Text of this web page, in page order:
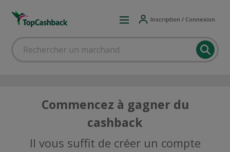
Inscription / Connexion
Commencez à gagner du
cashback
Il vous suffit de créer un compte